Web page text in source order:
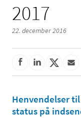
2017
22. december 2016
Henvendelser
status på